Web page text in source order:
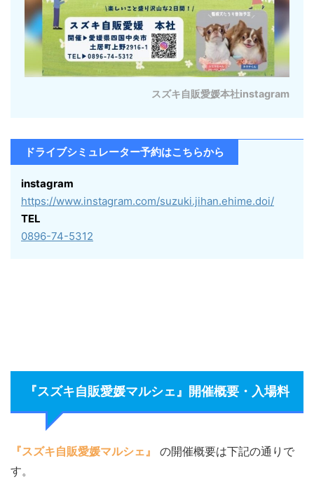
スズキ自販愛媛本社instagram
ドライブシミュレーター予約はこちらから
instagram
https://www.instagram.com/suzuki.jihan.ehime.doi/
TEL
0896-74-5312
『スズキ自販愛媛マルシェ』開催概要・入場料
『スズキ自販愛媛マルシェ』
の開催概要は下記の通りで
す。